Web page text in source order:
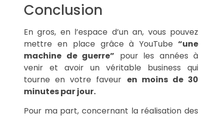
Conclusion
En gros, en l’espace d’un an, vous pouvez
mettre en place grâce à YouTube “une
machine de guerre” pour les années à
venir et avoir un véritable business qui
tourne en votre faveur en moins de 30
minutes par jour.
Pour ma part, concernant la réalisation des